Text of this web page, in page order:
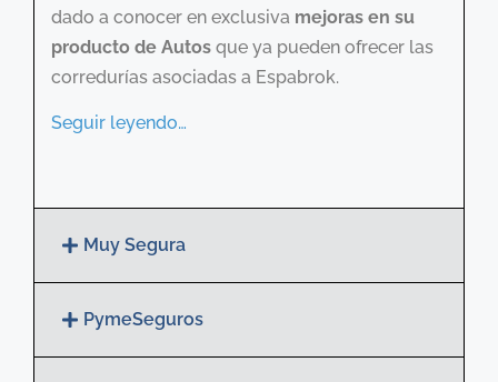
dado a conocer en exclusiva mejoras en su
producto de Autos que ya pueden ofrecer las
corredurías asociadas a Espabrok.
Seguir leyendo…
Muy Segura
PymeSeguros